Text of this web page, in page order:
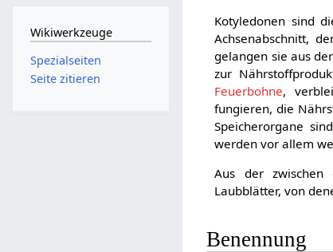
Kotyledonen sind
Achsenabschnitt,
gelangen sie aus
zur
Feuerbohne,
fungieren, die
Speicherorgane
werden vor allem
Aus der zwischen
Laubblätter, von
Benennung
Wikiwerkzeuge
Spezialseiten
Seite zitieren